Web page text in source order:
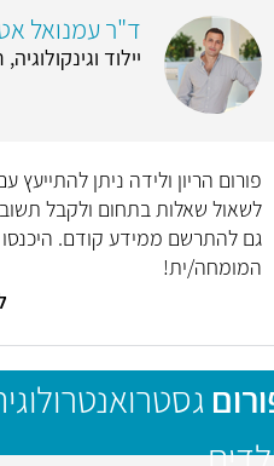
ד"ר עמנואל
יילוד
פורום הריון ולידה ניתן
לשאול שאלות בתחום ולקבל
גם להתרשם ממידע קודם. היכנסו
המומחה/ית!